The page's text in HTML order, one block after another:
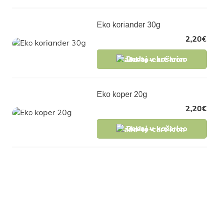
Eko koriander 30g
2,20€
Dodaj v košarico
Eko koper 20g
2,20€
Dodaj v košarico